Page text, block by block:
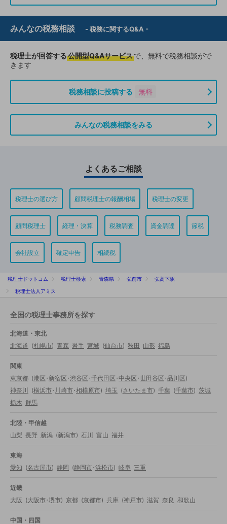
みんなの税務相談 - 税務に関するQ&A -
税理士が回答する公開型Q&Aサービスで、無料で税務相談がで
きます
税務相談に投稿する 無料
みんなの税務相談をみる
よくあるご相談
税理士の選び方 顧問税理士の報酬相場 税理士の変更
顧問税理士 経理・決算 税務調査 資金調達 節税
会社設立 確定申告 相続税
税理士ドットコム 税理士検索 青森県 弘前市
弘高下駅
税理士法人アミス
全国の税理士事務所を探す
北海道・東北
北海道 (札幌市) 青森 岩手 宮城 (仙台市) 秋田 山形 福島
関東
東京都 (港区・新宿区・渋谷区・千代田区・中央区・世田谷区・品川区)
神奈川
(横浜市・川崎市・相模原市) 埼玉 (さいたま市) 千葉 (千葉市) 茨城
栃木 群馬
北陸・甲信越
山梨 長野 新潟 (新潟市) 石川 富山 福井
東海
愛知 (名古屋市) 静岡 (静岡市・浜松市) 岐阜 三重
近畿
大阪 (大阪市・堺市) 京都 (京都市) 兵庫 (神戸市) 滋賀 奈良 和歌山
中国・四国